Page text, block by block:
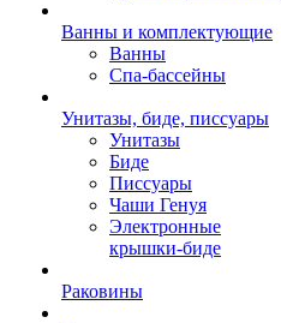
Ванны и комплектующие
Ванны
Спа-бассейны
Унитазы, биде, писсуары
Унитазы
Биде
Писсуары
Чаши Генуя
Электронные
крышки-биде
Раковины